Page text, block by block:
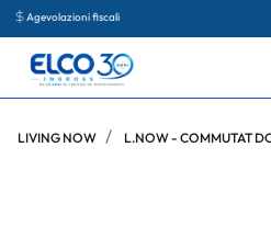
Agevolazioni fiscali
LIVING NOW L.NOW - COMMUTAT